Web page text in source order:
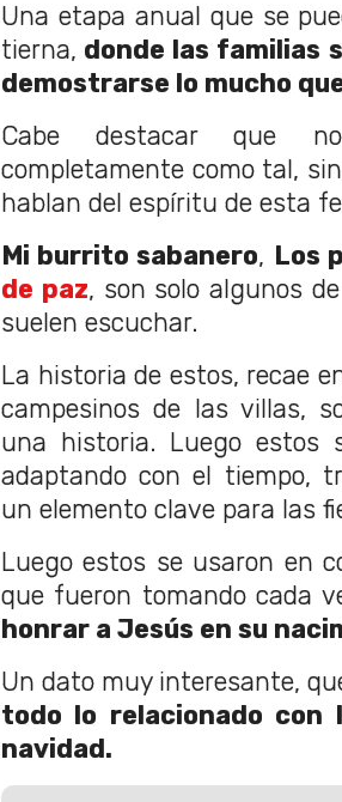
Una etapa anual que se
tierna, donde las familias
demostrarse lo mucho
Cabe destacar que
completamente como tal,
hablan del espíritu de esta
Mi burrito sabanero, Los
de paz, son solo algunos
suelen escuchar.
La historia de estos, recae
campesinos de las villas,
una historia. Luego estos
adaptando con el tiempo,
un elemento clave para las
Luego estos se usaron en
que fueron tomando cada
honrar a Jesús en su
Un dato muy interesante,
todo lo relacionado con
navidad.